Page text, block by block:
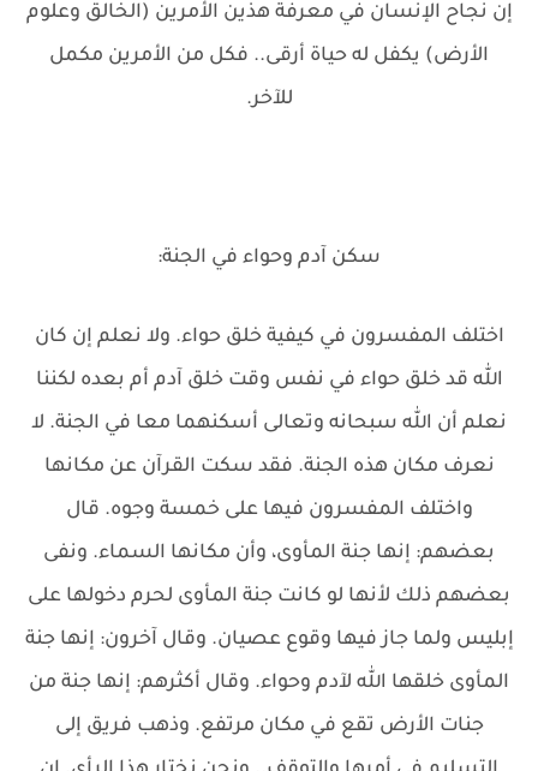
إن نجاح الإنسان في معرفة هذين الأمرين (الخالق وعلوم
الأرض) يكفل له حياة أرقى.. فكل من الأمرين مكمل
للآخر.
سكن آدم وحواء في الجنة:
اختلف المفسرون في كيفية خلق حواء. ولا نعلم إن كان
الله قد خلق حواء في نفس وقت خلق آدم أم بعده لكننا
نعلم أن الله سبحانه وتعالى أسكنهما معا في الجنة. لا
نعرف مكان هذه الجنة. فقد سكت القرآن عن مكانها
واختلف المفسرون فيها على خمسة وجوه. قال
بعضهم: إنها جنة المأوى، وأن مكانها السماء. ونفى
بعضهم ذلك لأنها لو كانت جنة المأوى لحرم دخولها على
إبليس ولما جاز فيها وقوع عصيان. وقال آخرون: إنها جنة
المأوى خلقها الله لآدم وحواء. وقال أكثرهم: إنها جنة من
جنات الأرض تقع في مكان مرتفع. وذهب فريق إلى